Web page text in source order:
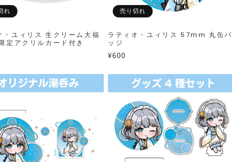
れ
・ユィリス 生クリーム大福
定アクリルカード付き
売り切れ
ラティオ・ユィリス 57mm 丸缶バ
ッジ
通
格
¥600